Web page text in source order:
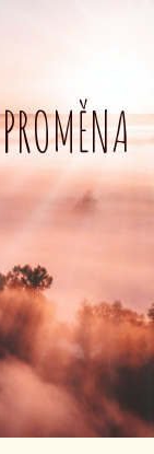
PROMĚNA